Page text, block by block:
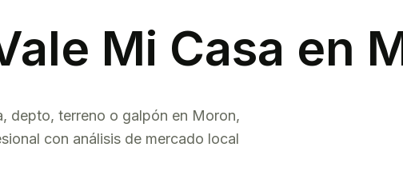
Mi Casa en
depto, terreno o galpón en Moron,
con análisis de mercado local